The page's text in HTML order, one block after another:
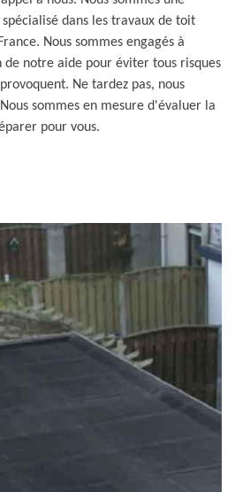
dans les travaux de toit
Nous sommes engagés à
de notre aide pour éviter tous risques
Ne tardez pas, nous
sommes en mesure d'évaluer la
pour vous.